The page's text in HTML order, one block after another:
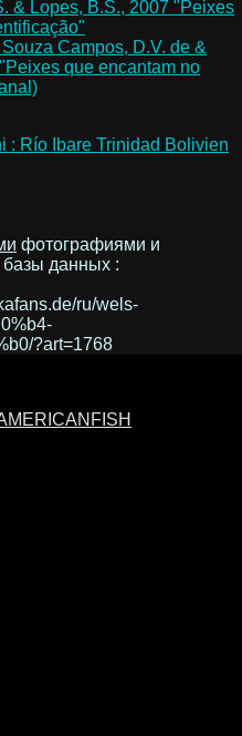
& Lopes, B.S., 2007 "Peixes
Campos, D.V. de &
que encantam no
фотографиями и
данных :
ru/wels-
?art=1768